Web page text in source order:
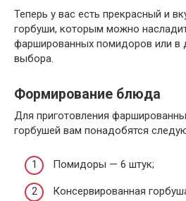
Теперь у вас есть прекрасный и
горбуши, которым можно
фаршированных помидоров или в
выбора.
Формирование блюда
Для приготовления
горбушей вам понадобятся
Помидоры — 6 штук;
Консервированная